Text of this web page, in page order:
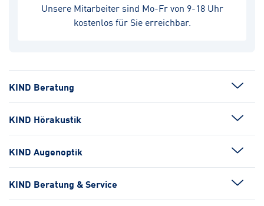
Unsere Mitarbeiter sind Mo-Fr von 9-18 Uhr
kostenlos für Sie erreichbar.
KIND Beratung
KIND Hörakustik
KIND Augenoptik
KIND Beratung & Service